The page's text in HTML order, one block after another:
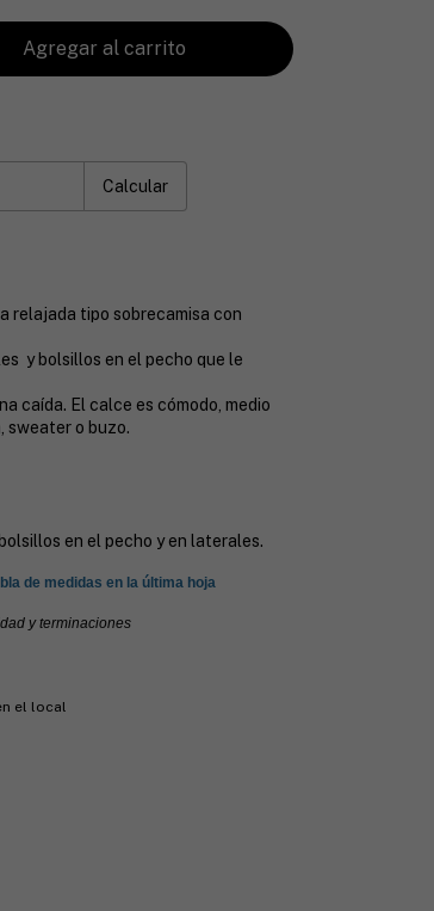
Calcular
relajada tipo sobrecamisa con
y bolsillos en el pecho que le
caída. El calce es cómodo, medio
sweater o buzo.
en el pecho y en laterales.
de medidas en la última hoja
y terminaciones
el local